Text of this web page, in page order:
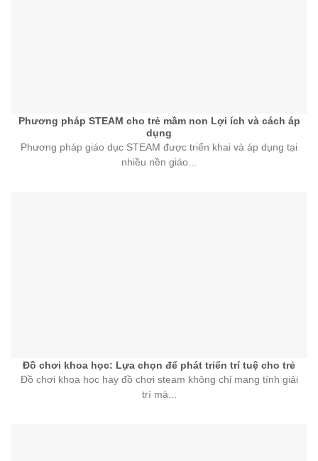
Phương pháp STEAM cho trẻ mầm non Lợi ích và cách áp
dụng
Phương pháp giáo dục STEAM được triển khai và áp dụng tại
nhiều nền giáo...
Đồ chơi khoa học: Lựa chọn để phát triển trí tuệ cho trẻ
Đồ chơi khoa học hay đồ chơi steam không chỉ mang tính giải
trí mà...